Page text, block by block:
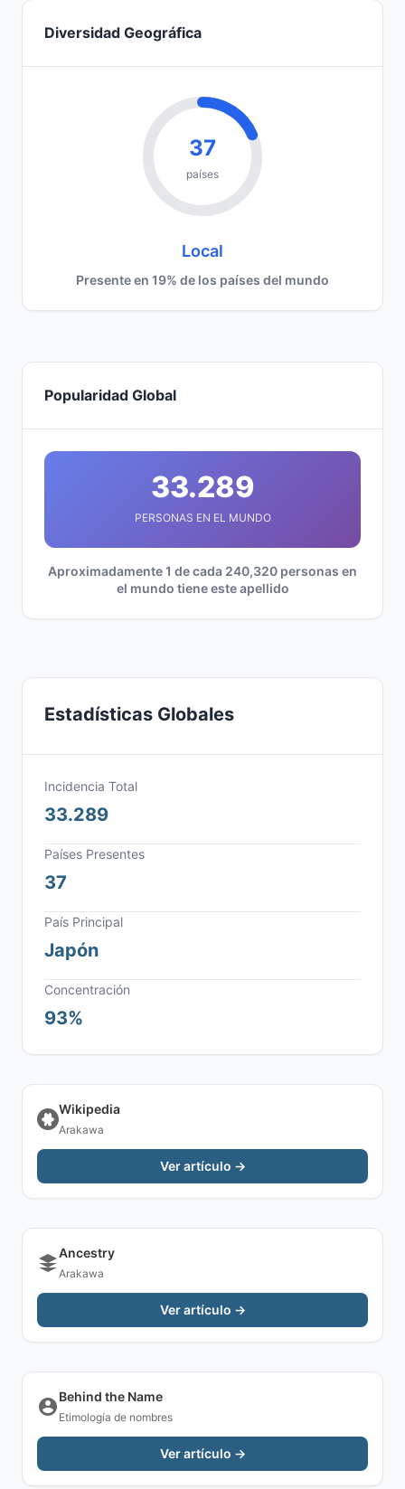
Diversidad Geográfica
37
países
Local
Presente en 19% de los países del mundo
Popularidad Global
33.289
PERSONAS EN EL MUNDO
Aproximadamente 1 de cada 240,320 personas en
el mundo tiene este apellido
Estadísticas Globales
Incidencia Total
33.289
Países Presentes
37
País Principal
Japón
Concentración
93%
Wikipedia
Arakawa
Ver artículo →
Ancestry
Arakawa
Ver artículo →
Behind the Name
Etimología de nombres
Ver artículo →